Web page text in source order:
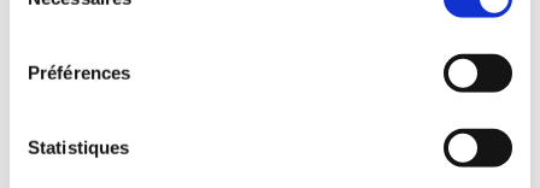
Préférences
Statistiques
ASSURANCE
Franchise :1500 €